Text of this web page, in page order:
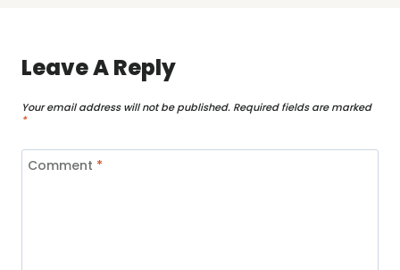
Leave A Reply
Your email address will not be published. Required fields are marked
*
Comment *